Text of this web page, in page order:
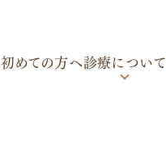
初めての方へ診療について